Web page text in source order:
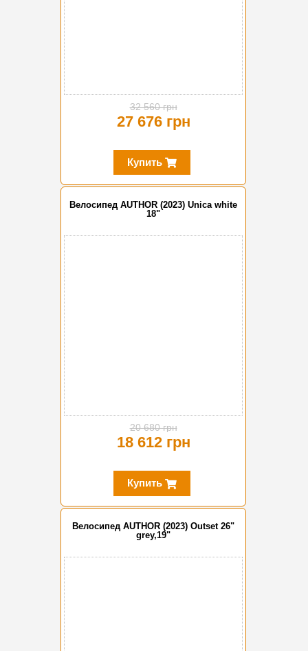
32 560 грн
27 676 грн
Купить
Велосипед AUTHOR (2023) Unica white
18"
20 680 грн
18 612 грн
Купить
Велосипед AUTHOR (2023) Outset 26"
grey,19"